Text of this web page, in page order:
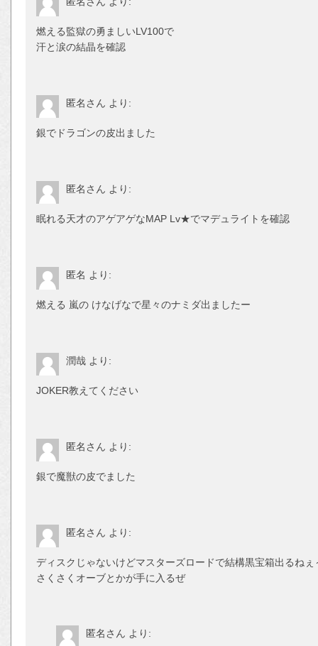
燃える監獄の勇ましいLV100で
汗と涙の結晶を確認
匿名さん より:
銀でドラゴンの皮出ました
匿名さん より:
眠れる天才のアゲアゲなMAP Lv★でマデュライトを確認
匿名 より:
燃える 嵐の けなげなで星々のナミダ出ましたー
潤哉 より:
JOKER教えてください
匿名さん より:
銀で魔獣の皮でました
匿名さん より:
ディスクじゃないけどマスターズロードで結構黒宝箱出るねぇ
さくさくオーブとかが手に入るぜ
匿名さん より: